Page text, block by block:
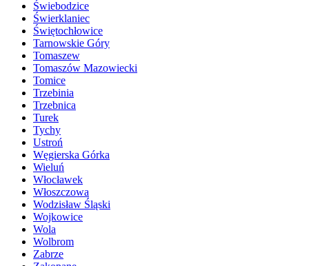
Świebodzice
Świerklaniec
Świętochłowice
Tarnowskie Góry
Tomaszew
Tomaszów Mazowiecki
Tomice
Trzebinia
Trzebnica
Turek
Tychy
Ustroń
Węgierska Górka
Wieluń
Włocławek
Włoszczowa
Wodzisław Śląski
Wojkowice
Wola
Wolbrom
Zabrze